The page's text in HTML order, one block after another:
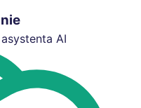
AI